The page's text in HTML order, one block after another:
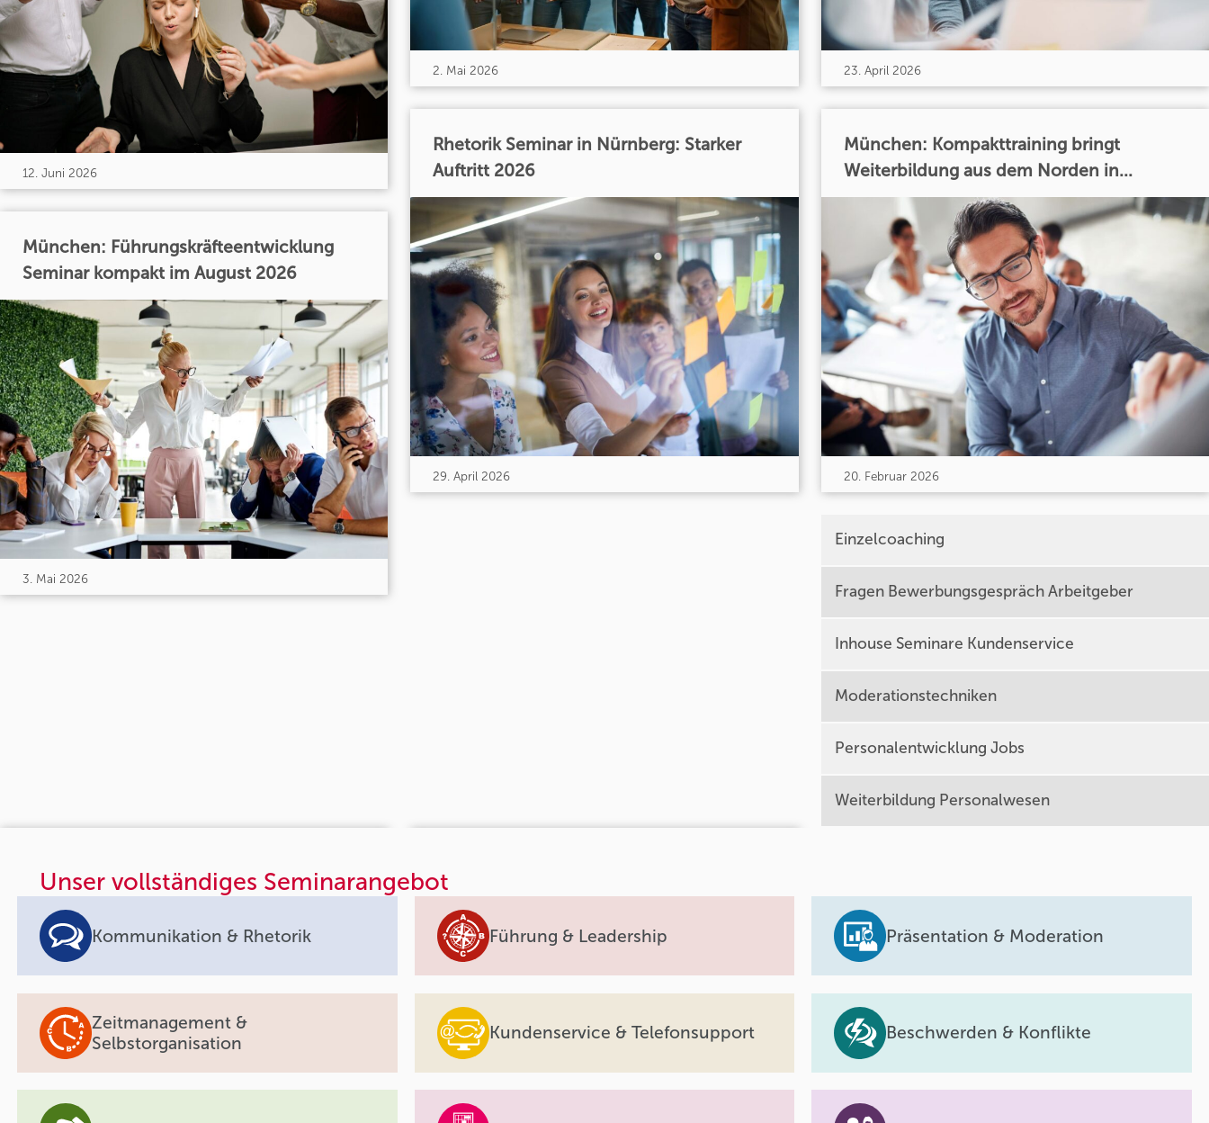
12. Juni 2026
München: Führungskräfteentwicklung
Seminar kompakt im August 2026
3. Mai 2026
2. Mai 2026
Rhetorik Seminar in Nürnberg: Starker
Auftritt 2026
29. April 2026
23. April 2026
München: Kompakttraining bringt
Weiterbildung aus dem Norden in...
20. Februar 2026
Einzelcoaching
Fragen Bewerbungsgespräch Arbeitgeber
Inhouse Seminare Kundenservice
Moderationstechniken
Personalentwicklung Jobs
Weiterbildung Personalwesen
Unser vollständiges Seminarangebot
Kommunikation & Rhetorik Führung & Leadership Präsentation & Moderation
Zeitmanagement &
Selbstorganisation
Kundenservice & Telefonsupport Beschwerden & Konflikte